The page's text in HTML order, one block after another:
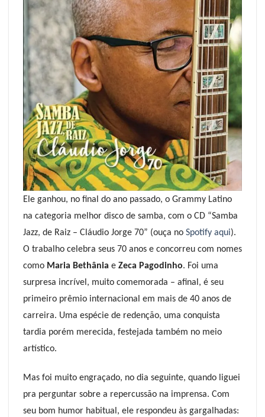
Ele ganhou, no final do ano passado, o Grammy Latino
na categoria melhor disco de samba, com o CD “Samba
Jazz, de Raiz – Cláudio Jorge 70” (ouça no Spotify aqui).
O trabalho celebra seus 70 anos e concorreu com nomes
como Maria Bethânia e Zeca Pagodinho. Foi uma
surpresa incrível, muito comemorada – afinal, é seu
primeiro prêmio internacional em mais de 40 anos de
carreira. Uma espécie de redenção, uma conquista
tardia porém merecida, festejada também no meio
artístico.
Mas foi muito engraçado, no dia seguinte, quando liguei
pra perguntar sobre a repercussão na imprensa. Com
seu bom humor habitual, ele respondeu às gargalhadas: